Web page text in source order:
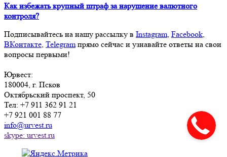
Как избежать крупный штраф за нарушение валютного
контроля?
Подписывайтесь на нашу рассылку в Instagram, Facebook,
ВКонтакте, Telegramпрямо сейчас и узнавайте ответы на свои
вопросы первыми!
Юрвест:
180004, г. Псков
Октябрьский проспект, 50
Тел: +7 911 362 91 21
+7 921 001 88 77
info@urvest.ru
skype: urvest.ru